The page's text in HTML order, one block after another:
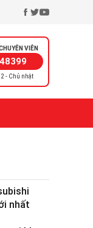
VIÊN
- Chủ nhật
nhất